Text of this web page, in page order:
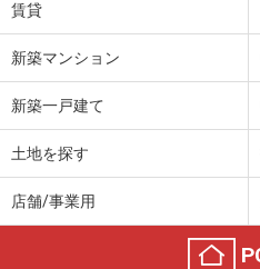
賃貸
新築マンション
新築一戸建て
土地を探す
店舗/事業用